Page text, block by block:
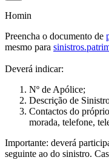
Homin​
Preencha o documento de
mesmo para
Deverá indicar:​
Nº de Apólice;​
Descrição de
Contactos do
morada, telefone,
Importante: deverá
seguinte ao do sinistro.